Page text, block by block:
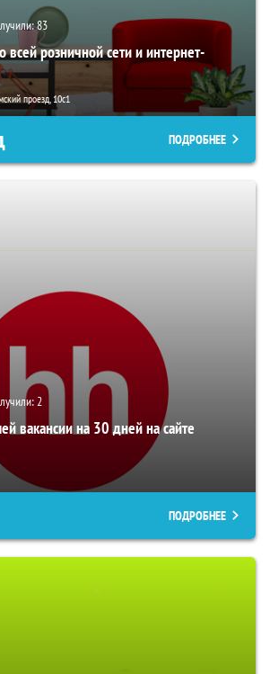
83
розничной сети и интернет-
проезд, 10с1
ПОДРОБНЕЕ
2
вакансии на 30 дней на сайте
ПОДРОБНЕЕ